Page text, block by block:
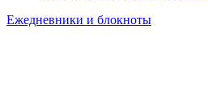
Ежедневники и блокноты